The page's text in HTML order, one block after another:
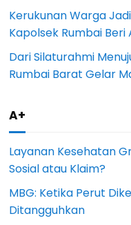
Kerukunan Warga
Kapolsek Rumbai Beri
Dari Silaturahmi
Rumbai Barat Gelar
A+
Layanan Kesehatan
Sosial atau Klaim?
MBG: Ketika Perut
Ditangguhkan